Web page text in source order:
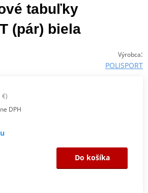
tabuľky
(pár) biela
Výrobca:
POLISPORT
€)
DPH
Do košíka